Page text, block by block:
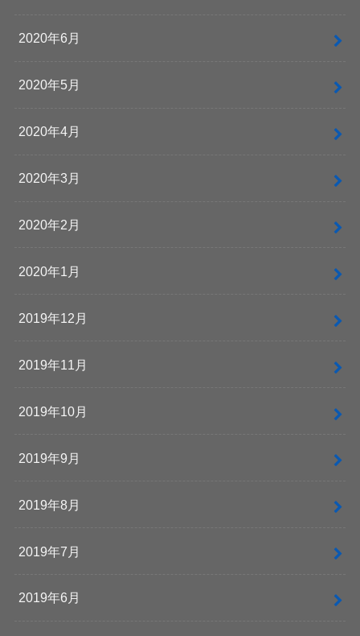
2020年6月
2020年5月
2020年4月
2020年3月
2020年2月
2020年1月
2019年12月
2019年11月
2019年10月
2019年9月
2019年8月
2019年7月
2019年6月